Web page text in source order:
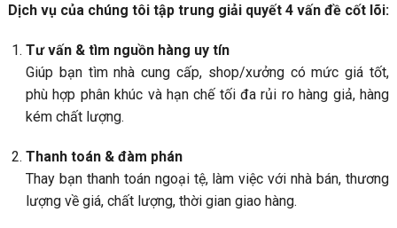
Dịch vụ của chúng tôi tập trung giải quyết 4 vấn đề cốt lõi:
Tư vấn & tìm nguồn hàng uy tín
Giúp bạn tìm nhà cung cấp, shop/xưởng có mức giá tốt,
phù hợp phân khúc và hạn chế tối đa rủi ro hàng giả, hàng
kém chất lượng.
Thanh toán & đàm phán
Thay bạn thanh toán ngoại tệ, làm việc với nhà bán, thương
lượng về giá, chất lượng, thời gian giao hàng.